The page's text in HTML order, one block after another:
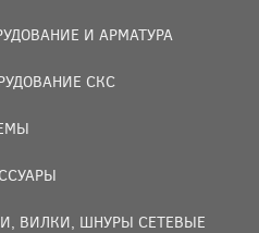
И АРМАТУРА
СКС
ВИЛКИ, ШНУРЫ СЕТЕВЫЕ